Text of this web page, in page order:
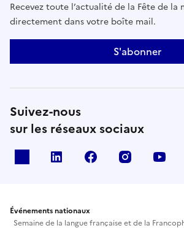
Recevez toute l’actualité de la Fête de la
directement dans votre boîte mail.
S'abonner
Suivez-nous
sur les réseaux sociaux
Linkedin Facebook Instagram
Événements nationaux
Semaine de la langue française et de la